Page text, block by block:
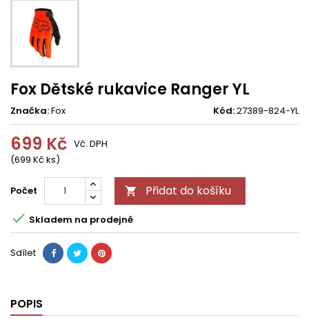
Fox Dětské rukavice Ranger YL
Značka:Fox Kód:27389-824-YL
699 Kč
(699 Kč ks)
Vč. DPH
Počet  Přidat do košíku
 Skladem na prodejně
Sdílet
POPIS